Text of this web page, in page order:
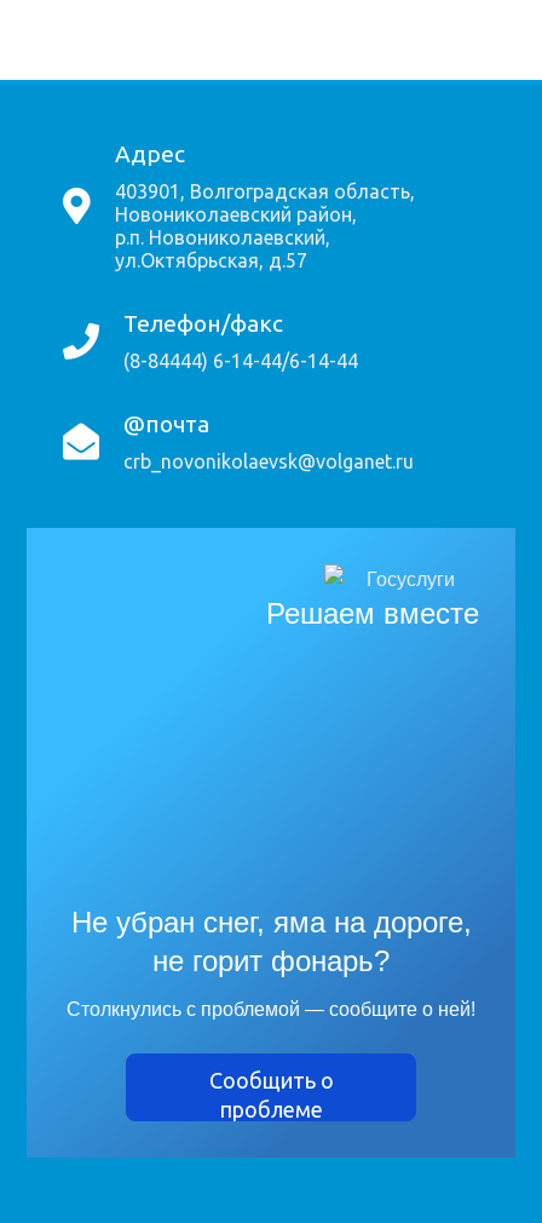
Адрес
403901, Волгоградская область,
Новониколаевский район,
р.п. Новониколаевский,
ул.Октябрьская, д.57
Телефон/факс
(8-84444) 6-14-44/6-14-44
@почта
crb_novonikolaevsk@volganet.ru
Решаем вместе
Не убран снег, яма на дороге,
не горит фонарь?
Столкнулись с проблемой — сообщите о ней!
Сообщить о
проблеме